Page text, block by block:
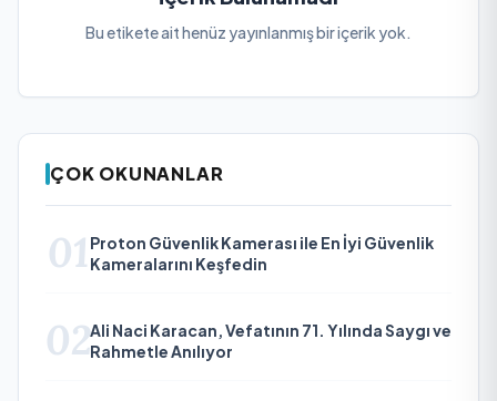
Bu etikete ait henüz yayınlanmış bir içerik yok.
ÇOK OKUNANLAR
01 Proton Güvenlik Kamerası ile En İyi Güvenlik
Kameralarını Keşfedin
02Ali Naci Karacan, Vefatının 71. Yılında Saygı ve
Rahmetle Anılıyor